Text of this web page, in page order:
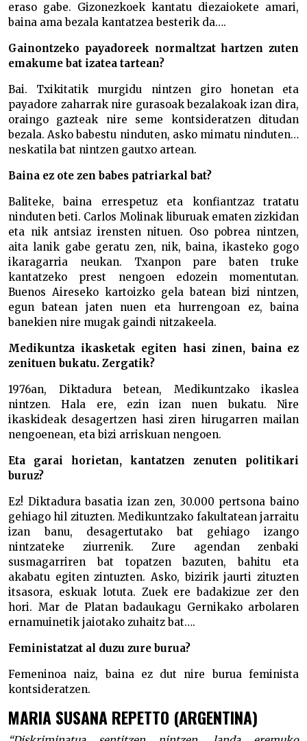
eraso gabe. Gizonezkoek kantatu diezaiokete amari,
baina ama bezala kantatzea besterik da….
Gainontzeko payadoreek normaltzat hartzen zuten
emakume bat izatea tartean?
Bai. Txikitatik murgidu nintzen giro honetan eta
payadore zaharrak nire gurasoak bezalakoak izan dira,
oraingo gazteak nire seme kontsideratzen ditudan
bezala. Asko babestu ninduten, asko mimatu ninduten…
neskatila bat nintzen gautxo artean.
Baina ez ote zen babes patriarkal bat?
Baliteke, baina errespetuz eta konfiantzaz tratatu
ninduten beti. Carlos Molinak liburuak ematen zizkidan
eta nik antsiaz irensten nituen. Oso pobrea nintzen,
aita lanik gabe geratu zen, nik, baina, ikasteko gogo
ikaragarria neukan. Txanpon pare baten truke
kantatzeko prest nengoen edozein momentutan.
Buenos Aireseko kartoizko gela batean bizi nintzen,
egun batean jaten nuen eta hurrengoan ez, baina
banekien nire mugak gaindi nitzakeela.
Medikuntza ikasketak egiten hasi zinen, baina ez
zenituen bukatu. Zergatik?
1976an, Diktadura betean, Medikuntzako ikaslea
nintzen. Hala ere, ezin izan nuen bukatu. Nire
ikaskideak desagertzen hasi ziren hirugarren mailan
nengoenean, eta bizi arriskuan nengoen.
Eta garai horietan, kantatzen zenuten politikari
buruz?
Ez! Diktadura basatia izan zen, 30.000 pertsona baino
gehiago hil zituzten. Medikuntzako fakultatean jarraitu
izan banu, desagertutako bat gehiago izango
nintzateke ziurrenik. Zure agendan zenbaki
susmagarriren bat topatzen bazuten, bahitu eta
akabatu egiten zintuzten. Asko, bizirik jaurti zituzten
itsasora, eskuak lotuta. Zuek ere badakizue zer den
hori. Mar de Platan badaukagu Gernikako arbolaren
ernamuinetik jaiotako zuhaitz bat….
Feministatzat al duzu zure burua?
Femeninoa naiz, baina ez dut nire burua feminista
kontsideratzen.
MARIA SUSANA REPETTO (ARGENTINA)